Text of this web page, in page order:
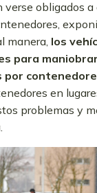
verse obligados
manera, los
para
en
problemas y